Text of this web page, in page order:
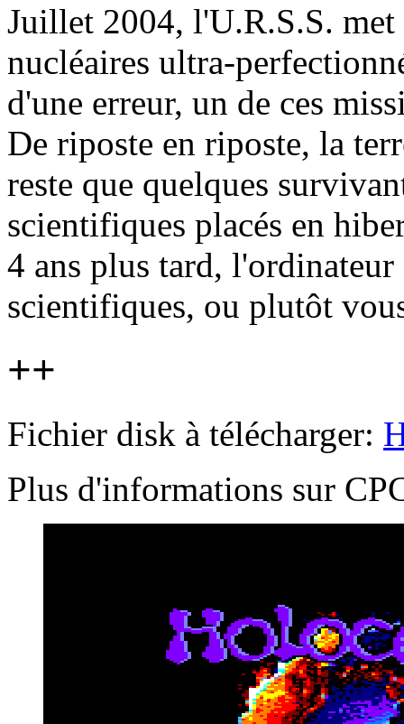
Juillet 2004, l'U.R.S.S. met
nucléaires ultra-
d'une erreur, un de ces
De riposte en riposte, la
reste que quelques
scientifiques placés en
4 ans plus tard,
scientifiques, ou plutôt
++
Fichier disk à télécharger:
Plus d'informations sur